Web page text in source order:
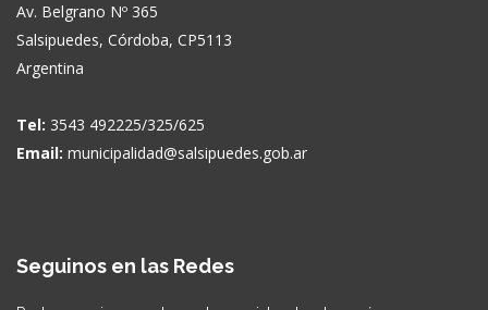
Av. Belgrano Nº 365
Salsipuedes, Córdoba, CP5113
Argentina
Tel: 3543 492225/325/625
Email: municipalidad@salsipuedes.gob.ar
Seguinos en las Redes